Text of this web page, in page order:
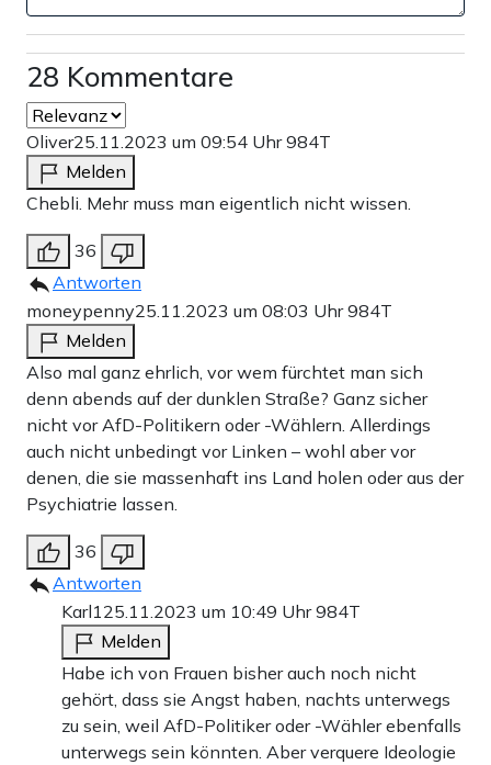
Extremisten, die in jeglicher Form extremistisch sind – in
ihren Ansichten und in ihren Aussagen. Wer so jenseits
von Gut und Böse ist, wird auch nicht besser, nur, weil
man ihn verteufelt.
Das ist mein Problem mit dieser Sendung – man hat nicht
wirklich das Gefühl, dass die konstruktive Bekämpfung
des Frauenhasses oder der Umgang damit überhaupt das
Ziel ist. Und das ist nicht ungefährlich, wenn man
bedenkt, dass es nicht nur um Beleidigungen, sondern
auch um Morddrohungen geht. Als Hintergrund wird
einfach nur genannt, dass die Männer eben ein Problem
mit so starken Frauen wie Sawsan Chebli haben und
damit einfach nicht klarkommen würden.
Als Ursprung des Hasses wird absolut vereinfacht die
AfD hingestellt, obwohl die Frauen der AfD mit genau
den gleichen Kommentaren zu kämpfen haben. Diese
Dokumentation hat nur ein Ziel: politisch zu spalten. Es
geht nicht einfach um Frauenhass. Es geht um die
Positionen einiger Ausgewählten, die dann ihr Buch und
ihre Politik verbreiten können. Doch wer den Frauenhass
aus einem anderen Lager erfährt, hat in dieser Doku
28 Kommentare
Oliver25.11.2023 um 09:54 Uhr984T
Melden
Chebli. Mehr muss man eigentlich nicht wissen.
36
Antworten
moneypenny25.11.2023 um 08:03 Uhr984T
Melden
Also mal ganz ehrlich, vor wem fürchtet man sich
denn abends auf der dunklen Straße? Ganz sicher
nicht vor AfD-Politikern oder -Wählern. Allerdings
auch nicht unbedingt vor Linken – wohl aber vor
denen, die sie massenhaft ins Land holen oder aus der
Psychiatrie lassen.
36
Antworten
Karl125.11.2023 um 10:49 Uhr984T
Melden
Habe ich von Frauen bisher auch noch nicht
gehört, dass sie Angst haben, nachts unterwegs
zu sein, weil AfD-Politiker oder -Wähler ebenfalls
unterwegs sein könnten. Aber verquere Ideologie